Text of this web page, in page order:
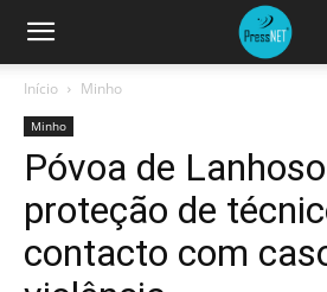
Início Minho
Minho
Póvoa de
proteção de
contacto com